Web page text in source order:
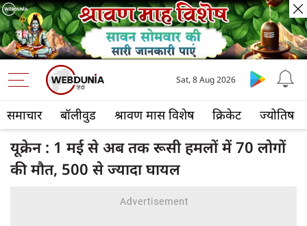
समाचार बॉलीवुड श्रावण मास विशेष क्रिकेट ज्योतिष
Sat, 8 Aug 2026
यूक्रेन : 1 मई से अब तक रूसी हमलों में 70 लोगों
की मौत, 500 से ज्‍यादा घायल